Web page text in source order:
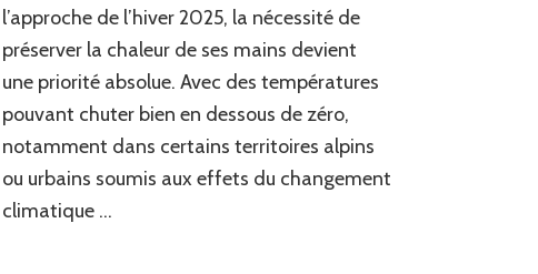
Bien
au
Chaud
Tout
l’Hiver
:
et
Équipements
l’approche de l’hiver 2025, la nécessité de
préserver la chaleur de ses mains devient
une priorité absolue. Avec des températures
pouvant chuter bien en dessous de zéro,
notamment dans certains territoires alpins
ou urbains soumis aux effets du changement
climatique …